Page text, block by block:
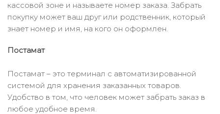
кассовой зоне и называете номер заказа. Забрать
покупку может ваш друг или родственник, который
знает номер и имя, на кого он оформлен.
Постамат
Постамат – это терминал с автоматизированной
системой для хранения заказанных товаров.
Удобство в том, что человек может забрать заказ в
любое удобное время.